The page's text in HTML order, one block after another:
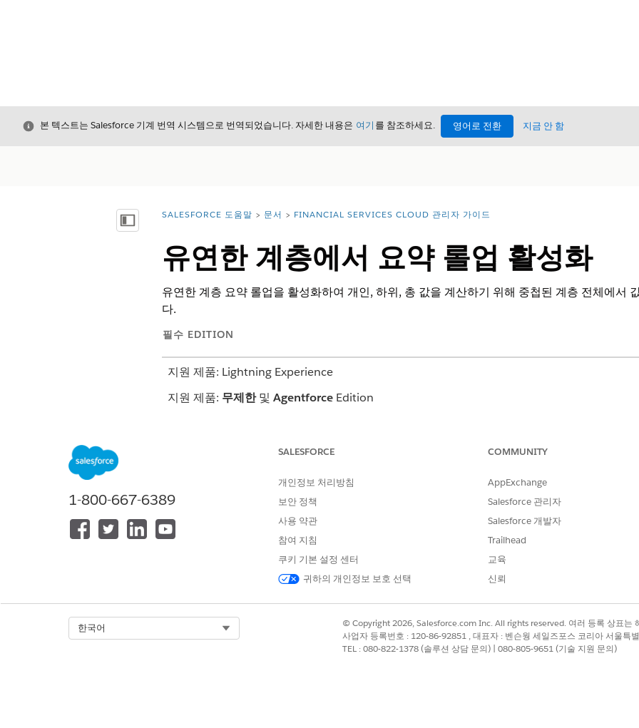
닫기본 텍스트는 Salesforce 기계 번역 시스템으로 번역되었습니다. 자세한 내용은 여기 를 참조하세요. 영어로 전환 지금 안 함
목차 표시 위치:
SALESFORCE 도움말 문서 FINANCIAL SERVICES CLOUD 관리자 가이드
유연한 계층에서 요약 롤업 활성화
유연한 계층 요약 롤업을 활성화하여 개인, 하위, 총 값을 계산하기 위해 중첩된 계층 전체에서
다.
필수 EDITION
지원 제품: Lightning Experience
지원 제품: 무제한및 AgentforceEdition
AND
유연한 계층 요약 롤업 기능은 Data Cloud 런타임 또는 CRM Analytics 런타임과 함께 데이터
에서 대용량 계산을 수행합니다. 이 기능을 활성화하면 비즈니스 요구 사항에 따라 복제 및 사용
정의도 제공됩니다. 최종 사용자가 계층 컨텍스트에서 직접 계산된 값을 볼 수 있도록 특정 노드
설정에서 빠른 찾기 상자에서 Salesforce Go를 찾아서 선택합니다.
홈페이지에서 검색하여
을 선택합니다.
유연한 계층이 켜져 있고 기본 설정이 완료되었는지 확인합니다.
1-800-667-6389
SALESFORCE
개인정보 처리방침
보안 정책
사용 약관
참여 지침
쿠키 기본 설정 센터
귀하의 개인정보 보호 선택
COMMUNITY
AppExchange
Salesforce 관리자
Salesforce 개발자
Trailhead
교육
신뢰
한국어
© Copyright 2026, Salesforce.com Inc. All rights reserved. 여러 등록 상표는
사업자 등록번호 : 120-86-92851 , 대표자 : 벤슨웡 세일즈포스 코리아 서울
TEL : 080-822-1378 (솔루션 상담 문의) | 080-805-9651 (기술 지원 문의)